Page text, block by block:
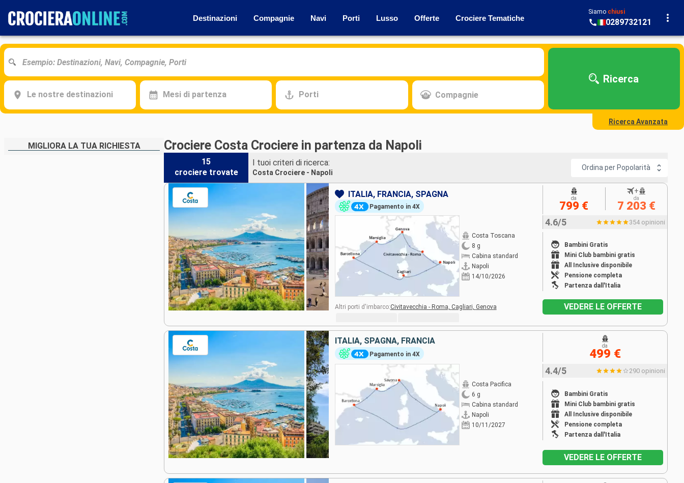
Destinazioni Compagnie Navi Porti Lusso Offerte Crociere Tematiche
Siamo chiusi
0289732121
Le nostre destinazioni Mesi di partenza Porti Compagnie
Ricerca
Ricerca Avanzata
MIGLIORA LA TUA RICHIESTA Crociere Costa Crociere in partenza da Napoli
15
crociere trovate
I tuoi criteri di ricerca:
Costa Crociere - Napoli
Ordina per Popolarità
ITALIA, FRANCIA, SPAGNA
Pagamento in 4X
Costa Toscana
8 g
Cabina standard
Napoli
14/10/2026
4.6/5 354 opinioni
Bambini Gratis
Mini Club bambini gratis
All Inclusive disponibile
Pensione completa
Partenza dall'Italia
da
799 €
+
da
7 203 €
Altri porti d'imbarco:Civitavecchia - Roma, Cagliari, Genova VEDERE LE OFFERTE
ITALIA, SPAGNA, FRANCIA
Pagamento in 4X
Costa Pacifica
6 g
Cabina standard
Napoli
10/11/2027
4.4/5 290 opinioni
Bambini Gratis
Mini Club bambini gratis
All Inclusive disponibile
Pensione completa
Partenza dall'Italia
da
499 €
VEDERE LE OFFERTE